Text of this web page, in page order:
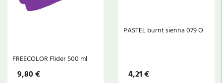
FREECOLOR Flider 500 ml
9,80 €
PASTEL burnt sienna 079 O
4,21 €